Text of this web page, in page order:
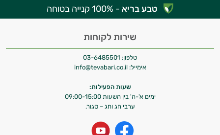
טבע בריא - 100% קנייה בטוחה
שירות לקוחות
טלפון: 03-6485501
אימייל: info@tevabari.co.il
שעות הפעילות:
ימים א'-ה' בין השעות 09:00-15:00
ערבי חג וחג – סגור.